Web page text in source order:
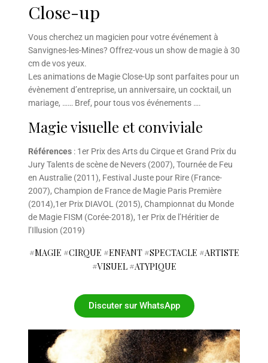
Close-up
Vous cherchez un magicien pour votre événement à
Sanvignes-les-Mines? Offrez-vous un show de magie à 30
cm de vos yeux.
Les animations de Magie Close-Up sont parfaites pour un
évènement d’entreprise, un anniversaire, un cocktail, un
mariage, …… Bref, pour tous vos événements ….
Magie visuelle et conviviale
Références : 1er Prix des Arts du Cirque et Grand Prix du
Jury Talents de scène de Nevers (2007), Tournée de Feu
en Australie (2011), Festival Juste pour Rire (France-
2007), Champion de France de Magie Paris Première
(2014),1er Prix DIAVOL (2015), Championnat du Monde
de Magie FISM (Corée-2018), 1er Prix de l’Héritier de
l’Illusion (2019)
#MAGIE #CIRQUE #ENFANT #SPECTACLE #ARTISTE
#VISUEL #ATYPIQUE
Discuter sur WhatsApp